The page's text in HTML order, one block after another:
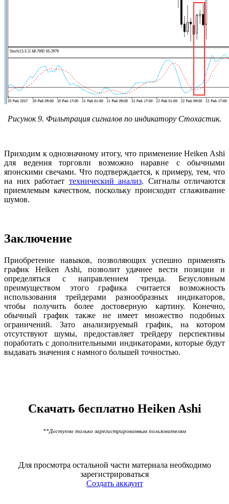
Рисунок 9. Фильтрация сигналов по индикатору Стохастик.
Приходим к однозначному итогу, что применение Heiken Ashi
для ведения торговли возможно наравне с обычными
японскими свечами. Что подтверждается, к примеру, тем, что
на них работает технический анализ. Сигналы отличаются
приемлемым качеством, поскольку происходит сглаживание
шумов.
Заключение
Приобретение навыков, позволяющих успешно применять
график Heiken Ashi, позволит удачнее вести позиции и
определяться с направлением тренда. Безусловным
преимуществом этого графика считается возможность
использования трейдерами разнообразных индикаторов,
чтобы получить более достоверную картину. Конечно,
обычный график также не имеет множество подобных
ограничений. Зато анализируемый график, на котором
отсутствуют шумы, предоставляет трейдеру перспективы
поработать с дополнительными индикаторами, которые будут
выдавать значения с намного большей точностью.
Скачать бесплатно Heiken Ashi
**Доступно только зарегистрированным пользователям
Для просмотра остальной части материала необходимо
зарегистрироваться
Создать аккаунт